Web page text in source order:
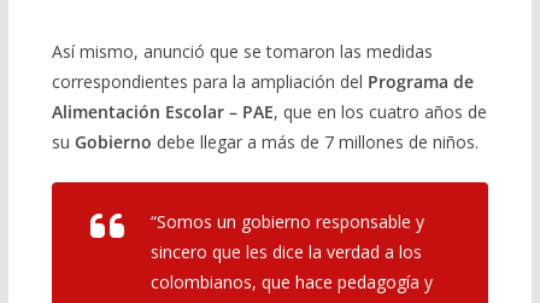
Así mismo, anunció que se tomaron las medidas
correspondientes para la ampliación del Programa de
Alimentación Escolar – PAE, que en los cuatro años de
su Gobierno debe llegar a más de 7 millones de niños.
“Somos un gobierno responsable y
sincero que les dice la verdad a los
colombianos, que hace pedagogía y